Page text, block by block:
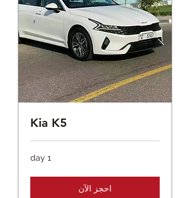
Kia K5
1 day
احجز الآن